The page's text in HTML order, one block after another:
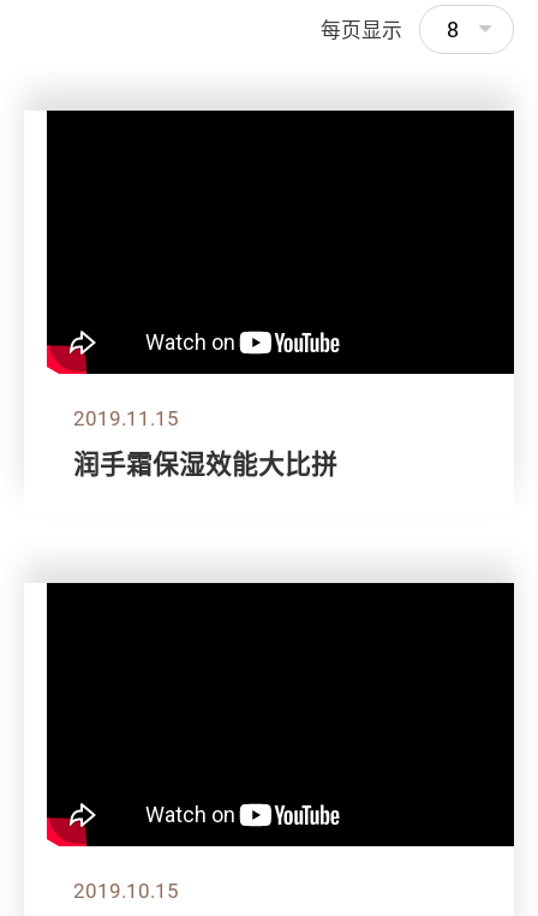
每页显示 8
2019.11.15
润手霜保湿效能大比拼
2019.10.15